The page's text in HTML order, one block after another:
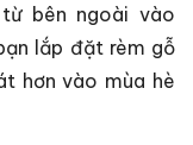
bên ngoài vào
lắp đặt rèm gỗ
hơn vào mùa hè